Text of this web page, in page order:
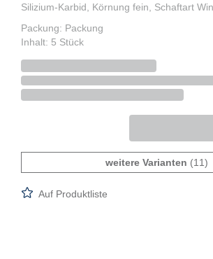
Silizium-Karbid, Körnung fein, Schaftart
Packung: Packung
Inhalt: 5 Stück
weitere Varianten (11)
Auf Produktliste